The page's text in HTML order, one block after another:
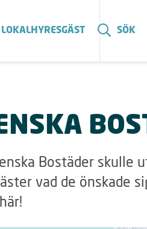
LOKALHYRESGÄST SÖK
Bostäder skulle
vad de önskade